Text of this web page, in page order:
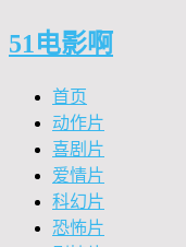
51电影啊
首页
动作片
喜剧片
爱情片
科幻片
恐怖片